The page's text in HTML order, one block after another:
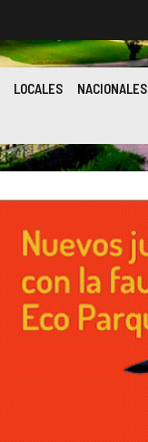
LOCALES NACIONALES